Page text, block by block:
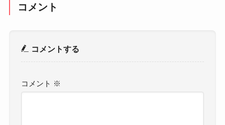
コメント
コメントする
コメント ※